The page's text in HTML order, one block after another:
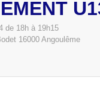
de 18h à 19h15
16000 Angoulême